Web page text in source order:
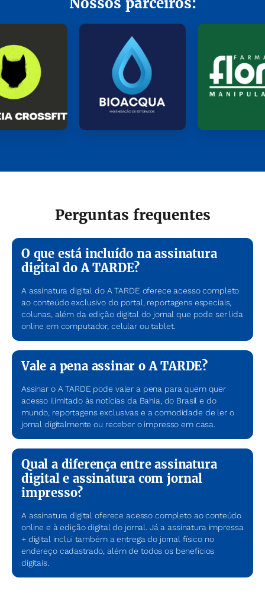
Perguntas frequentes
O que está incluído na assinatura
digital do A TARDE?
A assinatura digital do A TARDE oferece acesso completo
ao conteúdo exclusivo do portal, reportagens especiais,
colunas, além da edição digital do jornal que pode ser lida
online em computador, celular ou tablet.
Vale a pena assinar o A TARDE?
Assinar o A TARDE pode valer a pena para quem quer
acesso ilimitado às notícias da Bahia, do Brasil e do
mundo, reportagens exclusivas e a comodidade de ler o
jornal digitalmente ou receber o impresso em casa.
Qual a diferença entre assinatura
digital e assinatura com jornal
impresso?
A assinatura digital oferece acesso completo ao conteúdo
online e à edição digital do jornal. Já a assinatura impressa
+ digital inclui também a entrega do jornal físico no
endereço cadastrado, além de todos os benefícios
digitais.